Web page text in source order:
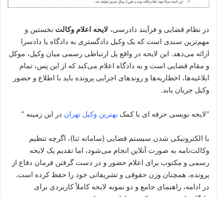
در نظام قضایی و فرآیند دادرسی، لایحه اعلام وکالت نخستین و
مهم‌ترین سندی است که یک وکیل دادگستری به دادگاه یا دادسرا
ارائه می‌دهد. این لایحه در واقع پل ارتباطی رسمی میان وکیل، موکل
و مقام قضایی است و به دادگاه اعلام می‌کند که از این پس، تمام
ابلاغیه‌ها، اخطاریه‌ها و روندهای اجرایی پرونده باید با اطلاع و حضور
وکیل جریان یابد.
“لایحه نویسی حرفه ای با کمک بهترین وکیل تهران در این زمینه “
با الکترونیکی شدن سیستم قضایی (سامانه ثنا)، اگرچه تنظیم
وکالت‌نامه به صورت آنلاین انجام می‌شود، اما تقدیم یک لایحه
رسمی و مکتوب برای اعلام حضور و در دست گرفتن فرمان دفاع از
پرونده، همچنان وزن حقوقی و تشریفاتی خود را حفظ کرده است.
در ادامه، راهنمای جامع و دو نمونه لایحه کاملاً کاربردی برای